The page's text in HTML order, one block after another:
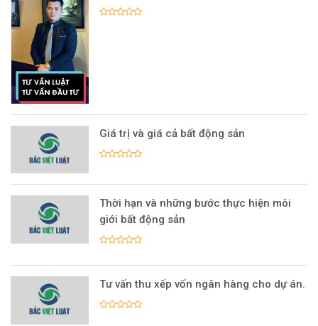
Giá trị và giá cả bất động sản
Thời hạn và những bước thực hiện môi
giới bất động sản
Tư vấn thu xếp vốn ngân hàng cho dự án.